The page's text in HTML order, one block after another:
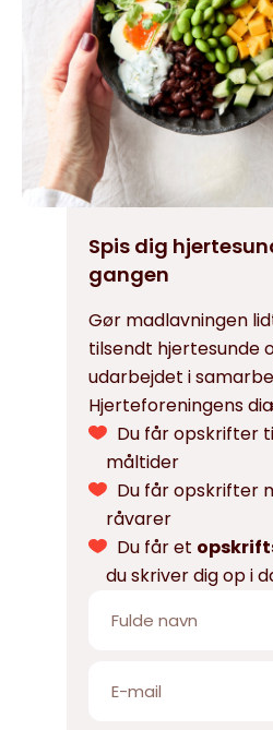
Spis dig
gangen
Gør madlavningen
tilsendt hjertesunde
udarbejdet i
Hjerteforeningens
Du får opskrifter
måltider
Du får opskrifter
råvarer
Du får et
du skriver dig op i